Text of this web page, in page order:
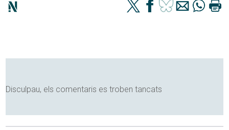
Disculpau, els comentaris es troben tancats